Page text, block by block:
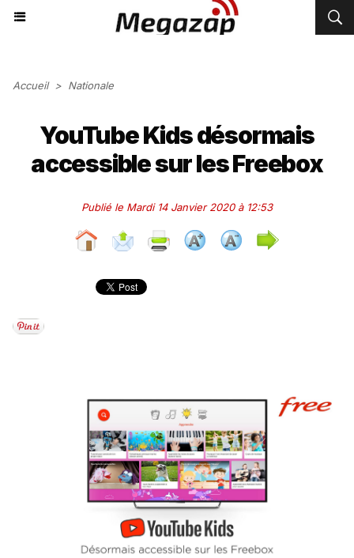
Accueil > Nationale
YouTube Kids désormais
accessible sur les Freebox
Publié le Mardi 14 Janvier 2020 à 12:53